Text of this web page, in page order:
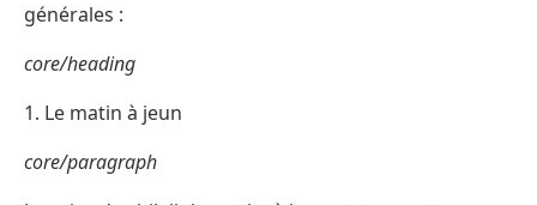
générales :
core/heading
1. Le matin à jeun
core/paragraph